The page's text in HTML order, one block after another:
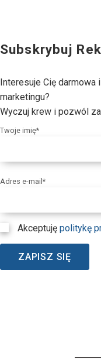
Subskrybuj
Interesuje Cię
marketingu?
Wyczuj krew i pozwól
Twoje imię*
Adres e-mail*
Akceptuję politykę
ZAPISZ SIĘ